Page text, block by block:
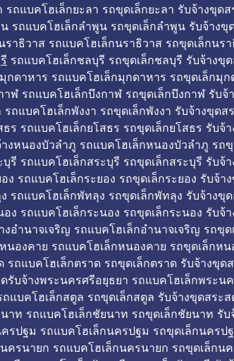
รถแบคโฮเล็กยะลา รถขุดเล็กยะลา รับจ้างขุด
รถแบคโฮเล็กลำพูน รถขุดเล็กลำพูน รับจ้าง
าธิวาส รถแบคโฮเล็กนราธิวาส รถขุดเล็กน
รถแบคโฮเล็กชลบุรี รถขุดเล็กชลบุรี รับจ้างขุ
กดาหาร รถแบคโฮเล็กมุกดาหาร รถขุดเล็กมุ
ฬ รถแบคโฮเล็กบึงกาฬ รถขุดเล็กบึงกาฬ รับ
ถแบคโฮเล็กพังงา รถขุดเล็กพังงา รับจ้างขุดส
ร รถแบคโฮเล็กยโสธร รถขุดเล็กยโสธร รับจ้
งหนองบัวลำภู รถแบคโฮเล็กหนองบัวลำภู ร
รี รถแบคโฮเล็กสระบุรี รถขุดเล็กสระบุรี รับจ้
ง รถแบคโฮเล็กระยอง รถขุดเล็กระยอง รับจ้า
รถแบคโฮเล็กพัทลุง รถขุดเล็กพัทลุง รับจ้างขุ
ง รถแบคโฮเล็กระนอง รถขุดเล็กระนอง รับจ้
อำนาจเจริญ รถแบคโฮเล็กอำนาจเจริญ รถ
นองคาย รถแบคโฮเล็กหนองคาย รถขุดเล็กห
รถแบคโฮเล็กตราด รถขุดเล็กตราด รับจ้างขุด
รับจ้างพระนครศรีอยุธยา รถแบคโฮเล็กพระ
แบคโฮเล็กสตูล รถขุดเล็กสตูล รับจ้างขุดสระ
าท รถแบคโฮเล็กชัยนาท รถขุดเล็กชัยนาท รั
รปฐม รถแบคโฮเล็กนครปฐม รถขุดเล็กนคร
ครนายก รถแบคโฮเล็กนครนายก รถขุดเล็ก